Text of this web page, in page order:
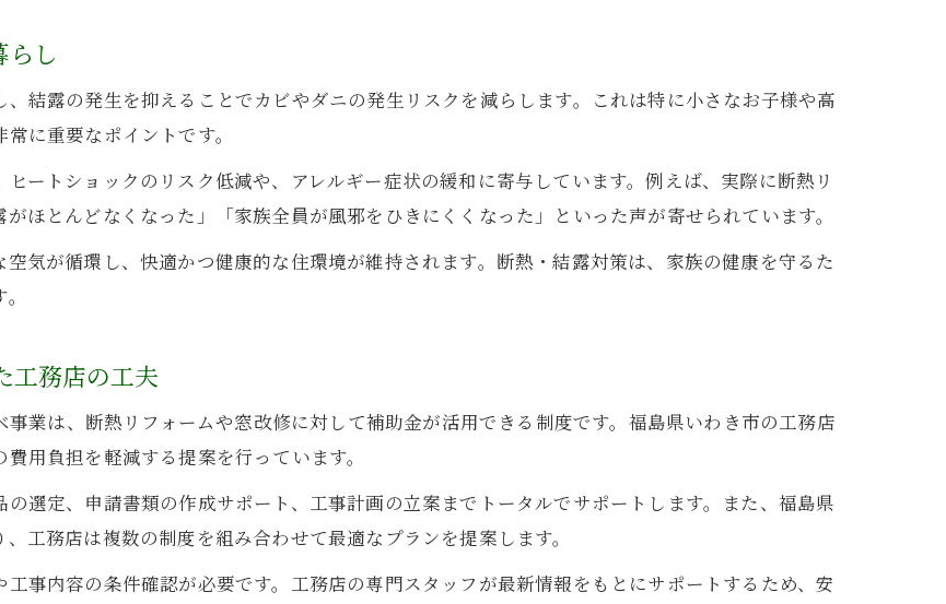
窓リノベが叶える工務店の結露ゼロ戦略
工務店とつくる結露対策重視の家の特徴
補助金を活かした省エネリフォームの手順
を支える工務店提案の断熱施工ポイント
工務店が重視する断熱材の選定と施工技術
いわき市の気候に特化した断熱の工務店提案
住宅省エネ2026対応の断熱で工務店を選ぶ理由
らし
結露の発生を抑えることでカビやダニの発生リスクを減らします。これは特に小さなお子様や高
に重要なポイントです。
ートショックのリスク低減や、アレルギー症状の緩和に寄与しています。例えば、実際に断熱リ
ほとんどなくなった」「家族全員が風邪をひきにくくなった」といった声が寄せられています。
気が循環し、快適かつ健康的な住環境が維持されます。断熱・結露対策は、家族の健康を守るた
工務店の工夫
業は、断熱リフォームや窓改修に対して補助金が活用できる制度です。福島県いわき市の工務店
用負担を軽減する提案を行っています。
選定、申請書類の作成サポート、工事計画の立案までトータルでサポートします。また、福島県
工務店は複数の制度を組み合わせて最適なプランを提案します。
事内容の条件確認が必要です。工務店の専門スタッフが最新情報をもとにサポートするため、安